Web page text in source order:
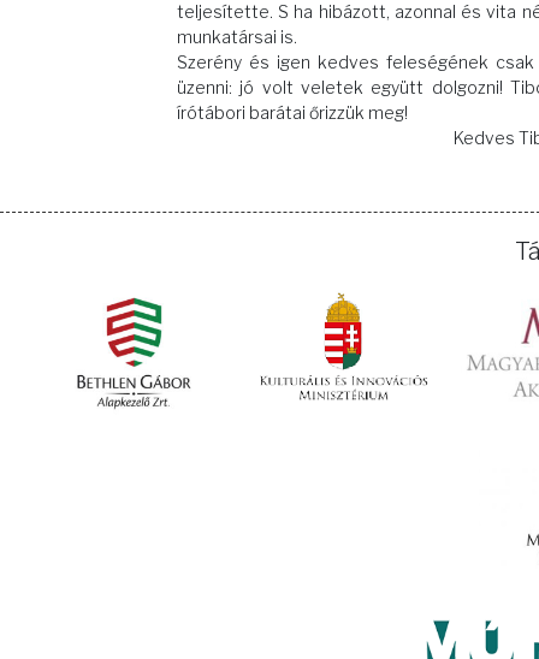
teljesítette. S ha hibázott, azonnal és vita
munkatársai is.
Szerény és igen kedves feleségének
üzenni: jó volt veletek együtt dolgozni!
írótábori barátai őrizzük meg!
Kedves